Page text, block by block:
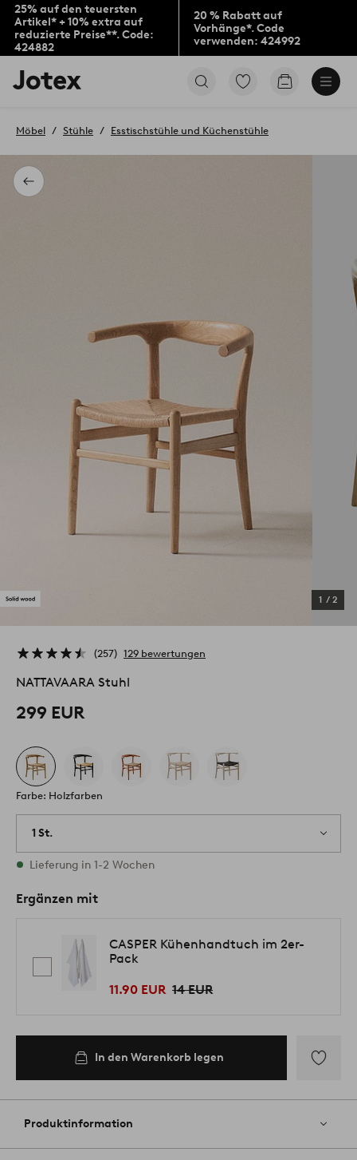
25% auf den teuersten
Artikel* + 10% extra auf
reduzierte Preise**. Code:
424882
20 % Rabatt auf
Vorhänge*. Code
verwenden: 424992
Jotex-
Logo
Startseite
Zu
Favoriten
Produkten
Zum
Zurück
Möbel Stühle Esstischstühle und Küchenstühle
1 / 2
257 129 bewertungen
NATTAVAARA Stuhl
299 EUR
Farbe: Holzfarben
1 St.
Vorrätig
Lieferung in 1-2 Wochen
Ergänzen mit
CASPER Kühenhandtuch im 2er-
Pack
11.90 EUR 14 EUR
In den Warenkorb legen
Favoriten
Produktinformation